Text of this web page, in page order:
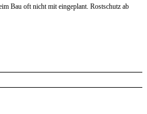
Bau oft nicht mit eingeplant. Rostschutz ab